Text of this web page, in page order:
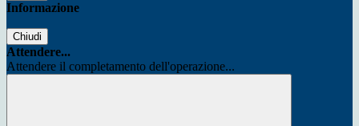
Informazione
Chiudi
Attendere...
Attendere il completamento dell'operazione...